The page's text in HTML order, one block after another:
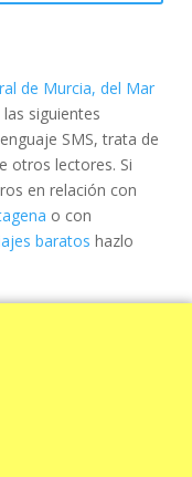
de Murcia, del Mar
siguientes
SMS, trata de
otros lectores. Si
en relación con
o con
baratos hazlo